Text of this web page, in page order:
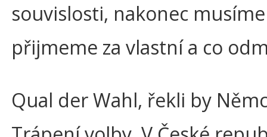
souvislosti, nakonec
přijmeme za vlastní a co
Qual der Wahl, řekli by